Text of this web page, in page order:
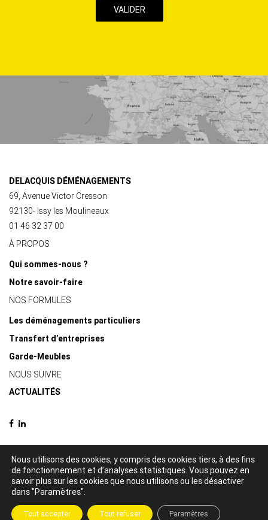
ce
DELACQUIS DÉMÉNAGEMENTS
69, Avenue Victor Cresson
92130- Issy les Moulineaux
01 46 32 37 00
À PROPOS
Qui sommes-nous ?
Notre savoir-faire
NOS FORMULES
Les déménagements particuliers
Transfert d’entreprises
Garde-Meubles
NOUS SUIVRE
ACTUALITÉS
© 2021 Delacquis déménagements -Mentions légales-Politique de
confidentialité
Création par
Nous utilisons des cookies, y compris des cookies tiers, à des fins
de fonctionnement et d’analyses statistiques. Vous pouvez en
savoir plus sur les cookies que nous utilisons ou les désactiver
dans "Paramètres".
Tout accepter Tout refuser Paramètres